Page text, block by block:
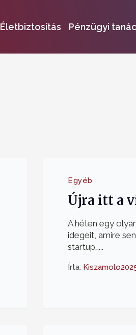
Életbiztosítás Pénzügyi
Egyéb
Újra itt a
A héten egy
idegeit, amire
startup…...
Írta: Kiszamolo